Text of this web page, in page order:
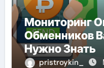
Мониторинг
Обменников
Нужно Знать
pristroykin_